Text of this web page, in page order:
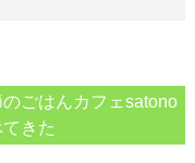
ごはんカフェsatono
きた